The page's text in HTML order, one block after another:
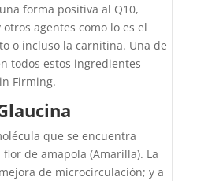
forma positiva al Q10,
agentes como lo es el
o incluso la carnitina. Una de
todos estos ingredientes
Firming.
que se encuentra
de amapola (Amarilla). La
de microcirculación; y a